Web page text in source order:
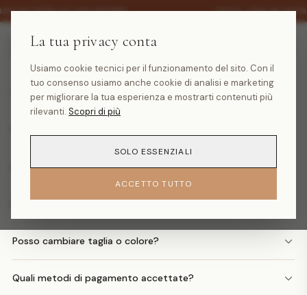
SU TUTTA LA COLLEZIONE · SALDI -30% SU
Domande frequenti
Quanto costa la spedizione?
Come faccio un reso?
Posso avere il rimborso in denaro?
Posso cambiare taglia o colore?
Quali metodi di pagamento accettate?
La tua privacy conta
Usiamo cookie tecnici per il funzionamento del sito. Con il
tuo consenso usiamo anche cookie di analisi e marketing
per migliorare la tua esperienza e mostrarti contenuti più
rilevanti. Scopri di più
SOLO ESSENZIALI
ACCETTO TUTTO